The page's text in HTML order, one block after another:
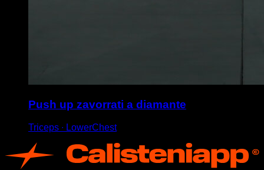
Push up zavorrati a diamante
Triceps ∙ LowerChest